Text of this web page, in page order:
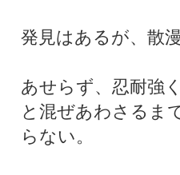
発見はあるが、散
あせらず、忍耐強
と混ぜあわさるま
らない。